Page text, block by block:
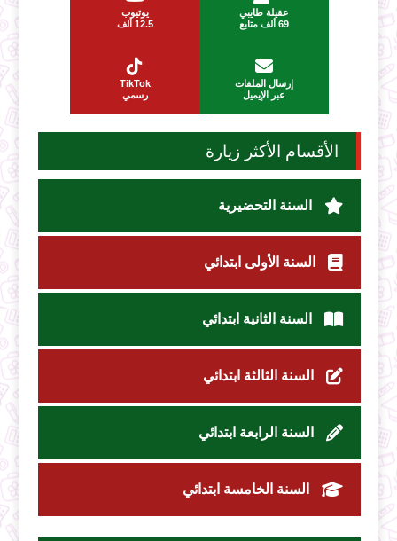
عقيلة طايبي
69 ألف متابع
يوتيوب
12.5 ألف
إرسال الملفات
عبر الإيميل
TikTok
رسمي
الأقسام الأكثر زيارة
السنة التحضيرية
السنة الأولى ابتدائي
السنة الثانية ابتدائي
السنة الثالثة ابتدائي
السنة الرابعة ابتدائي
السنة الخامسة ابتدائي